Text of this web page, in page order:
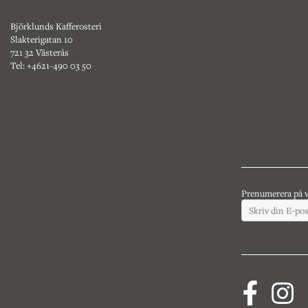
Björklunds Kafferosteri
Slakterigatan 10
721 32 Västerås
Tel: +4621-490 03 50
Prenumerera på